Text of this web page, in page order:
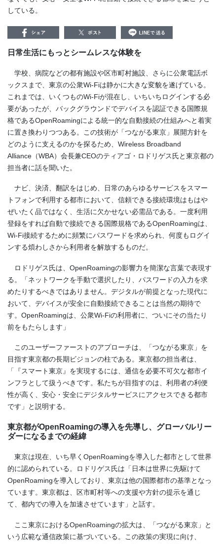
している。
日常生活にもっとシームレスな体験を
学校、病院などの都有施設や区市町村施設、さらに公衆電話ボ
ックスまで、東京の公衆Wi-Fiは静かに大きな変貌を遂げている。
これまでは、いくつものWi-Fiが混在し、いちいちログインする必
要があったが、バックグラウンドでデバイスを認証できる国際規
格であるOpenRoamingによる統一的な自動接続の仕組みへと着実
に置き換わりつつある。この技術が「つながる東京」展開方針を
どのように支えるのかを探るため、Wireless Broadband
Alliance（WBA）会長兼CEOのティアゴ・ロドリゲス氏と東京都の
担当者に話を聞いた。
ナビ、決済、翻訳をはじめ、日常のあらゆるサービスをスマー
トフォンで利用する都市において、信頼できる接続環境はもはや
ぜいたく品ではなく、生活に欠かせない必需品である。一度利用
登録をすれば自動で接続できる国際規格であるOpenRoamingは、
Wi-Fi接続するために頻繁にパスワードを求められ、何度もログイ
ンする煩わしさから利用者を解放するものだ。
ロドリゲス氏は、OpenRoamingの影響力を簡潔な言葉で表現す
る。「ネットワークを手動で選択したり、パスワードの入力を求
めたりするべきではありません。デジタルが前提となった現代に
おいて、デバイスが安全に自動接続できることは当然の期待で
す。OpenRoamingは、公衆Wi-Fiの利用者に、ついにその当たり
前をもたらします」
このユーザーファーストのアプローチは、「つながる東京」を
目指す東京都の長期ビジョンの柱である。東京都の担当者は、
「『スマート東京』を実現するには、通信を必要不可欠な都市イ
ンフラとして扱うべきです。私たちが目指すのは、利用者の利便
性が高く、安心・安全にデジタルサービスにアクセスできる都市
です」と説明する。
東京都がOpenRoamingの導入を先導し、グローバルリー
ダーになるまでの経緯
東京は現在、いち早くOpenRoamingを導入した都市として世界
的に認められている。ロドリゲス氏は「日本は世界に先駆けて
OpenRoamingを導入しており、東京は他の国際都市の基準となっ
ています。東京都は、区市町村等への支援や方針の提示を通じ
て、都内での導入を加速させています」と話す。
ここ東京におけるOpenRoamingの拡大は、「つながる東京」と
いう広範な通信政策に基づいている。この政策の実現に向け、